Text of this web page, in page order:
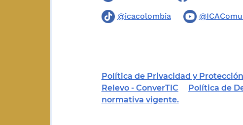
@icacolombia
Política de Privacidad y
Relevo - ConverTIC
Política de
normativa vigente.